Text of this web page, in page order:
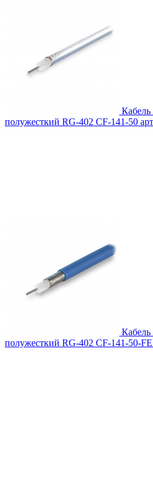
Кабель
полужесткий RG-402 CF-141-50
Кабель
полужесткий RG-402 CF-141-50-